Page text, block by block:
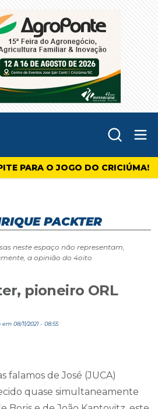
PARA O JOGO DO CRICIÚMA!
PACKTER
neste espaço não representam,
a opinião do 4oito
pioneiro ORL
08/11/2021 - 08:55
falamos de José (JUCA)
quase simultaneamente